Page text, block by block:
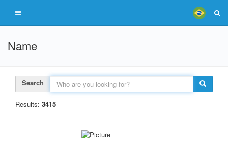
Name
Search
Results: 3415